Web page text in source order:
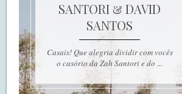
SANTORI & DAVID
SANTOS
Casais! Que alegria dividir com vocês
o casório da Zah Santori e do ...